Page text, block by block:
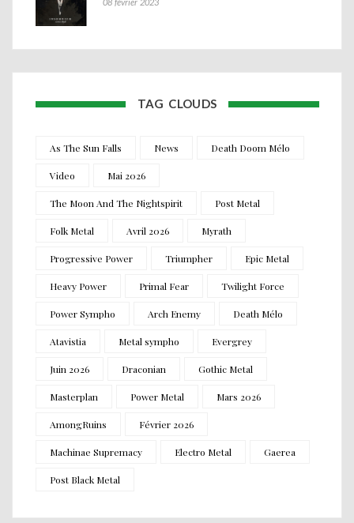
TAG CLOUDS
As The Sun Falls News Death Doom Mélo
Video Mai 2026
The Moon And The Nightspirit Post Metal
Folk Metal Avril 2026 Myrath
Progressive Power Triumpher Epic Metal
Heavy Power Primal Fear Twilight Force
Power Sympho Arch Enemy Death Mélo
Atavistia Metal sympho Evergrey
Juin 2026 Draconian Gothic Metal
Masterplan Power Metal Mars 2026
AmongRuins Février 2026
Machinae Supremacy Electro Metal Gaerea
Post Black Metal